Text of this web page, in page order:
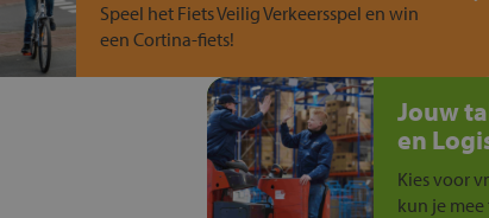
Speel het Fiets Veilig Verkeersspel en win
een Cortina-fiets!
Jouw
en
Kies voor
kun je